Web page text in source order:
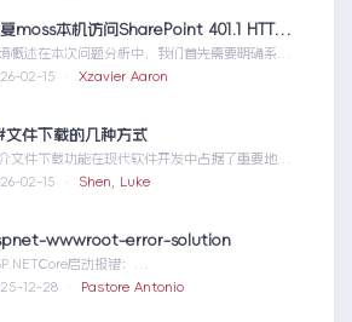
修复moss本机访问SharePoint 401.1 HTTP错误
概述在本次问题分析中，我们首先需要明确系统
行环境。了解环境配置不仅能帮助我们定位问
02-15 · Xzavier Aaron
文件下载的几种方式
文件下载功能在现代软件开发中占据了重要地
无论是为用户提供资源、分发文档，还是实现数
02-15 · Shen, Luke
wwwroot-error-solution
启动报错：
12-28 · Pastore Antonio